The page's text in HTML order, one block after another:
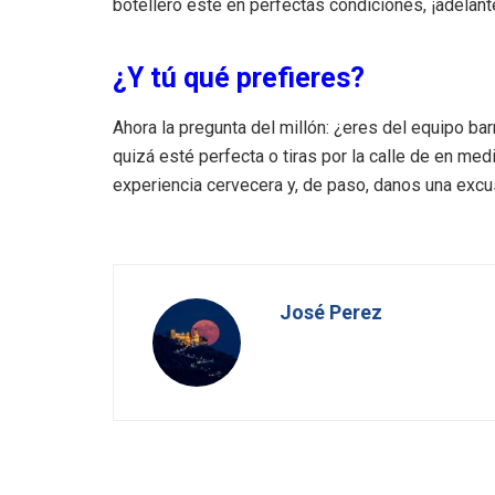
botellero esté en perfectas condiciones,
¿Y tú qué prefieres?
Ahora la pregunta del millón: ¿eres del equipo
quizá esté perfecta o tiras por la calle de en
experiencia cervecera y, de paso, danos una
José Perez